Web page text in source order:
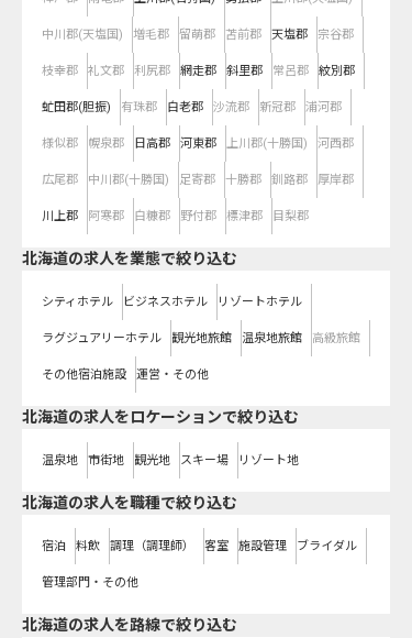
中川郡(天塩国) 増毛郡 留萌郡 苫前郡 天塩郡 宗谷郡
枝幸郡 礼文郡 利尻郡 網走郡 斜里郡 常呂郡 紋別郡
虻田郡(胆振) 有珠郡 白老郡 沙流郡 新冠郡 浦河郡
様似郡 幌泉郡 日高郡 河東郡 上川郡(十勝国) 河西郡
広尾郡 中川郡(十勝国) 足寄郡 十勝郡 釧路郡 厚岸郡
川上郡 阿寒郡 白糠郡 野付郡 標津郡 目梨郡
北海道の求人を業態で絞り込む
シティホテル ビジネスホテル リゾートホテル
ラグジュアリーホテル 観光地旅館 温泉地旅館 高級旅館
その他宿泊施設 運営・その他
北海道の求人をロケーションで絞り込む
温泉地 市街地 観光地 スキー場 リゾート地
北海道の求人を職種で絞り込む
宿泊 料飲 調理（調理師） 客室 施設管理 ブライダル
管理部門・その他
北海道の求人を路線で絞り込む